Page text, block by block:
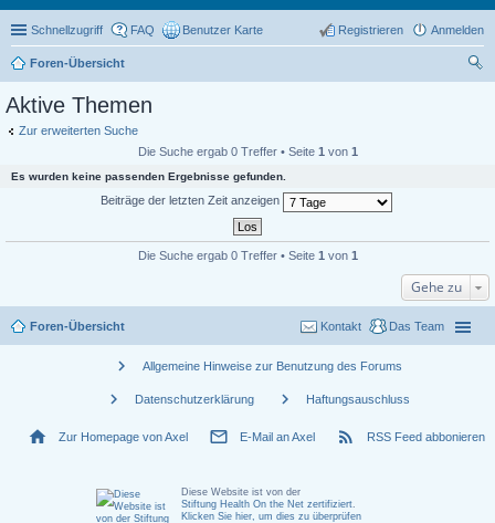
Schnellzugriff FAQ Benutzer Karte Anmelden
Registrieren
Foren-Übersicht
Aktive Themen
Zur erweiterten Suche
Die Suche ergab 0 Treffer • Seite 1 von 1
Es wurden keine passenden Ergebnisse gefunden.
Beiträge der letzten Zeit anzeigen
Die Suche ergab 0 Treffer • Seite 1 von 1
Gehe zu
Foren-Übersicht Das Team
Kontakt
chevron_right Allgemeine Hinweise zur Benutzung des Forums
chevron_right Datenschutzerklärung chevron_right Haftungsauschluss
home Zur Homepage von Axel mail_outline E-Mail an Axel rss_feed RSS Feed abbonieren
Diese Website ist von der
Stiftung Health On the Net zertifiziert
Klicken Sie hier, um dies zu überprüfen